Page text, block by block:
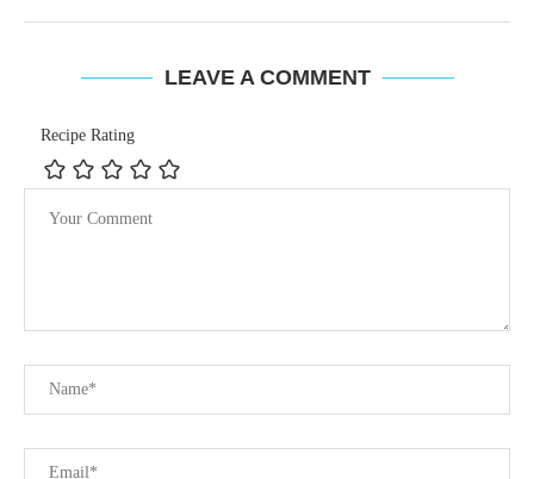
LEAVE A COMMENT
Recipe Rating